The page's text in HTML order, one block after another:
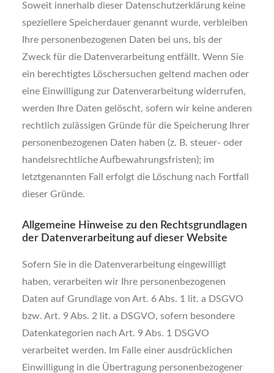
Soweit innerhalb dieser Datenschutzerklärung keine
speziellere Speicherdauer genannt wurde, verbleiben
Ihre personenbezogenen Daten bei uns, bis der
Zweck für die Datenverarbeitung entfällt. Wenn Sie
ein berechtigtes Löschersuchen geltend machen oder
eine Einwilligung zur Datenverarbeitung widerrufen,
werden Ihre Daten gelöscht, sofern wir keine anderen
rechtlich zulässigen Gründe für die Speicherung Ihrer
personenbezogenen Daten haben (z. B. steuer- oder
handelsrechtliche Aufbewahrungsfristen); im
letztgenannten Fall erfolgt die Löschung nach Fortfall
dieser Gründe.
Allgemeine Hinweise zu den Rechtsgrundlagen
der Datenverarbeitung auf dieser Website
Sofern Sie in die Datenverarbeitung eingewilligt
haben, verarbeiten wir Ihre personenbezogenen
Daten auf Grundlage von Art. 6 Abs. 1 lit. a DSGVO
bzw. Art. 9 Abs. 2 lit. a DSGVO, sofern besondere
Datenkategorien nach Art. 9 Abs. 1 DSGVO
verarbeitet werden. Im Falle einer ausdrücklichen
Einwilligung in die Übertragung personenbezogener